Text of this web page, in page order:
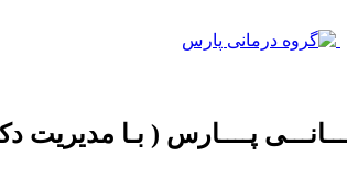
پــــارس ( بـا مدیریت